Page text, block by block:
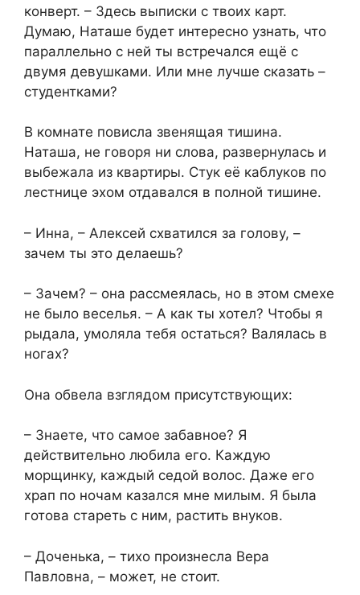
конверт. – Здесь выписки с твоих карт.
Думаю, Наташе будет интересно узнать, что
параллельно с ней ты встречался ещё с
двумя девушками. Или мне лучше сказать –
студентками?
В комнате повисла звенящая тишина.
Наташа, не говоря ни слова, развернулась и
выбежала из квартиры. Стук её каблуков по
лестнице эхом отдавался в полной тишине.
– Инна, – Алексей схватился за голову, –
зачем ты это делаешь?
– Зачем? – она рассмеялась, но в этом смехе
не было веселья. – А как ты хотел? Чтобы я
рыдала, умоляла тебя остаться? Валялась в
ногах?
Она обвела взглядом присутствующих:
– Знаете, что самое забавное? Я
действительно любила его. Каждую
морщинку, каждый седой волос. Даже его
храп по ночам казался мне милым. Я была
готова стареть с ним, растить внуков.
– Доченька, – тихо произнесла Вера
Павловна, – может, не стоит.